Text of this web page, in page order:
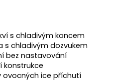
s chladivým koncem
s chladivým dozvukem
bez nastavování
konstrukce
ice příchutí